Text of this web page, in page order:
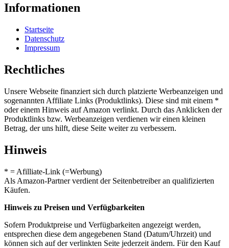
Informationen
Startseite
Datenschutz
Impressum
Rechtliches
Unsere Webseite finanziert sich durch platzierte Werbeanzeigen und
sogenannten Affiliate Links (Produktlinks). Diese sind mit einem *
oder einem Hinweis auf Amazon verlinkt. Durch das Anklicken der
Produktlinks bzw. Werbeanzeigen verdienen wir einen kleinen
Betrag, der uns hilft, diese Seite weiter zu verbessern.
Hinweis
* = Afilliate-Link (=Werbung)
Als Amazon-Partner verdient der Seitenbetreiber an qualifizierten
Käufen.
Hinweis zu Preisen und Verfügbarkeiten
Sofern Produktpreise und Verfügbarkeiten angezeigt werden,
entsprechen diese dem angegebenen Stand (Datum/Uhrzeit) und
können sich auf der verlinkten Seite jederzeit ändern. Für den Kauf